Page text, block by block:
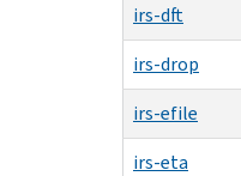
irs-dft
irs-drop
irs-efile
irs-eta